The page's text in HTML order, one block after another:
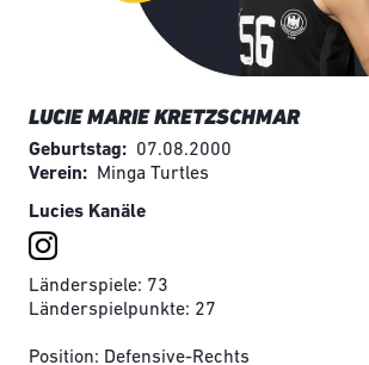
LUCIE MARIE KRETZSCHMAR
Geburtstag
07.08.2000
Verein
Minga Turtles
Lucies Kanäle
Länderspiele: 73
Länderspielpunkte: 27
Position: Defensive-Rechts